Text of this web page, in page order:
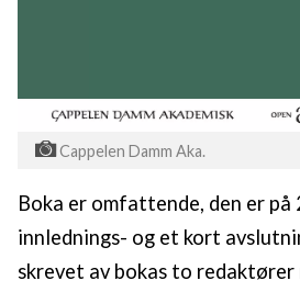
Cappelen Damm Aka.
Boka er omfattende, den er på
innlednings- og et kort
skrevet av bokas to redaktører